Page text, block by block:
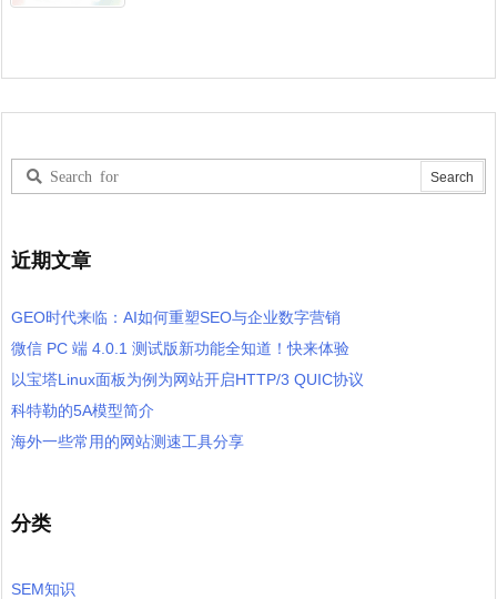
近期文章
GEO时代来临：AI如何重塑SEO与企业数字营销
微信 PC 端 4.0.1 测试版新功能全知道！快来体验
以宝塔Linux面板为例为网站开启HTTP/3 QUIC协议
科特勒的5A模型简介
海外一些常用的网站测速工具分享
分类
SEM知识